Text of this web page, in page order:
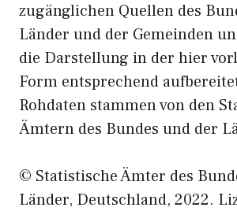
zugänglichen Quellen des
Länder und der Gemeinden
die Darstellung in der hier
Form entsprechend
Rohdaten stammen von den
Ämtern des Bundes und der
© Statistische Ämter des
Länder, Deutschland, 2022.